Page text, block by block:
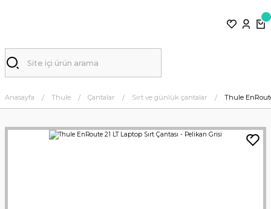
Anasayfa Thule Çantalar Sırt ve günlük çantalar Thule